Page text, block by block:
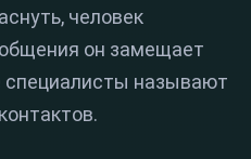
человек
он замещает
специалисты называют